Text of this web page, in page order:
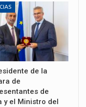
de la
de
de
y el Ministro del